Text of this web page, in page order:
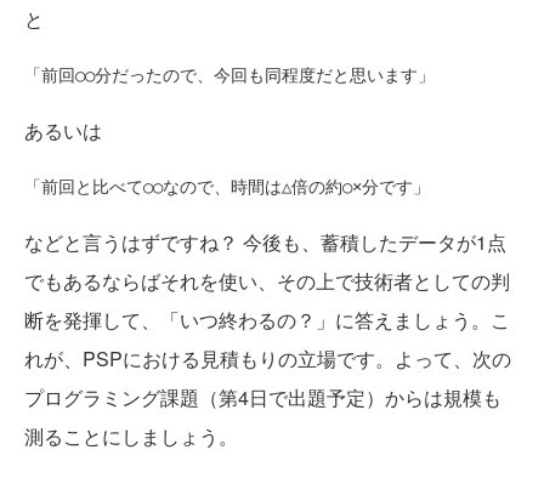
と
あるいは
などと言うはずですね？ 今後も、蓄積したデータが1点
でもあるならばそれを使い、その上で技術者としての判
断を発揮して、「いつ終わるの？」に答えましょう。こ
れが、PSPにおける見積もりの立場です。よって、次の
プログラミング課題（第4日で出題予定）からは規模も
測ることにしましょう。